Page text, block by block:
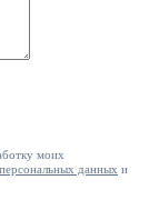
моих
данных и